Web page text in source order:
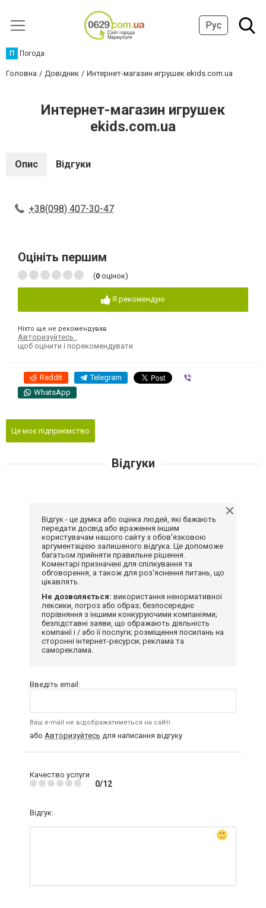
Рус
П Погода
Головна Довідник Интернет-магазин игрушек ekids.com.ua
Интернет-магазин игрушек
ekids.com.ua
Опис Відгуки
+38(098) 407-30-47
Оцініть першим
(0 оцінок)
Я рекомендую
Ніхто ще не рекомендував
Авторизуйтесь
щоб оцінити і порекомендувати
Reddit Telegram
WhatsApp
Це моє підприємство
Відгуки
Відгук - це думка або оцінка людей, які бажають
передати досвід або враження іншим
користувачам нашого сайту з обов'язковою
аргументацією залишеного відгука. Це допоможе
багатьом прийняти правильне рішення.
Коментарі призначені для спілкування та
обговорення, а також для роз'яснення питань, що
цікавлять.
Не дозволяється: використання ненормативної
лексики, погроз або образ; безпосереднє
порівняння з іншими конкуруючими компаніями;
безпідставні заяви, що ображають діяльність
компанії і / або її послуги; розміщення посилань на
сторонні інтернет-ресурси; реклама та
самореклама.
Введіть email:
Ваш e-mail не відображатиметься на сайті
або Авторизуйтесь для написання відгуку
Качество услуги
0/12
Відгук: